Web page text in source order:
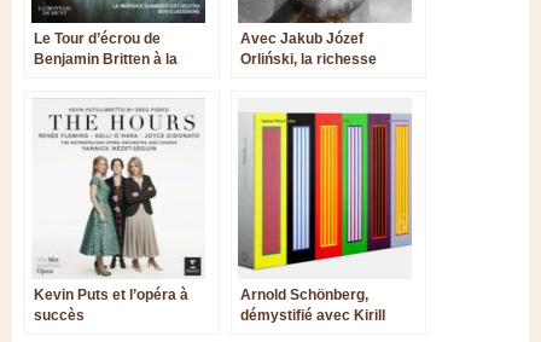
Le Tour d’écrou de
Benjamin Britten à la
oppressant
Avec Jakub Józef
Orliński, la richesse
musical
Kevin Puts et l’opéra à
succès
Arnold Schönberg,
démystifié avec Kirill